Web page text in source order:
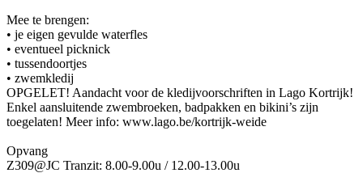
Mee te brengen:
• je eigen gevulde waterfles
• eventueel picknick
• tussendoortjes
• zwemkledij
OPGELET! Aandacht voor de kledijvoorschriften in Lago Kortrijk!
Enkel aansluitende zwembroeken, badpakken en bikini’s zijn
toegelaten! Meer info: www.lago.be/kortrijk-weide
Opvang
Z309@JC Tranzit: 8.00-9.00u / 12.00-13.00u